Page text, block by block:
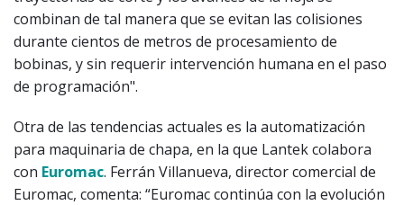
combinan de tal manera que se evitan las colisiones
durante cientos de metros de procesamiento de
bobinas, y sin requerir intervención humana en el paso
de programación".
Otra de las tendencias actuales es la automatización
para maquinaria de chapa, en la que Lantek colabora
con Euromac. Ferrán Villanueva, director comercial de
Euromac, comenta: “Euromac continúa con la evolución